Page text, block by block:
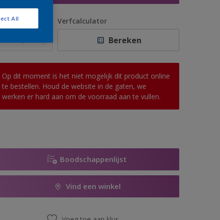
Verfcalculator
Bereken
Op dit moment is het niet mogelijk dit product online
te bestellen. Houd de website in de gaten, we
werken er hard aan om de voorraad aan te vullen.
Boodschappenlijst
Vind een winkel
All